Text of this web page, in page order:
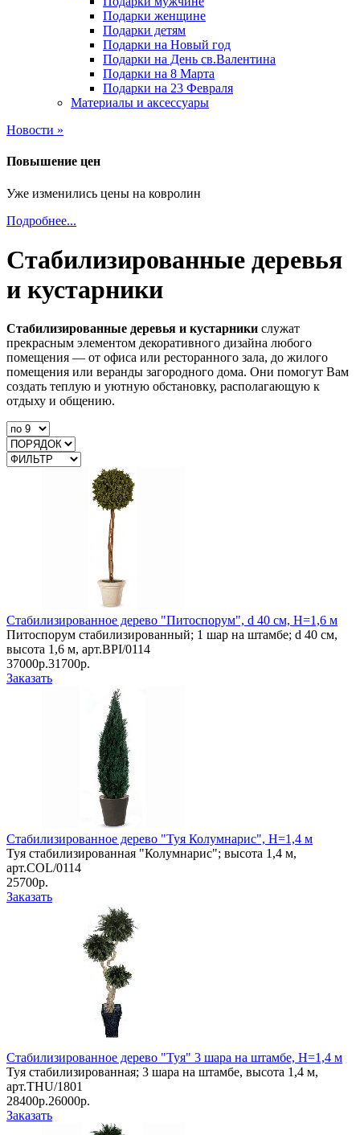
Подарки женщине
Подарки детям
Подарки на Новый год
Подарки на День св.Валентина
Подарки на 8 Марта
Подарки на 23 Февраля
Материалы и аксессуары
Новости »
Повышение цен
Уже изменились цены на ковролин
Подробнее...
Стабилизированные деревья
и кустарники
Стабилизированные деревья и кустарники служат
прекрасным элементом декоративного дизайна любого
помещения — от офиса или ресторанного зала, до жилого
помещения или веранды загородного дома. Они помогут Вам
создать теплую и уютную обстановку, располагающую к
отдыху и общению.
Стабилизированное дерево "Питоспорум", d 40 см, Н=1,6 м
Питоспорум стабилизированный; 1 шар на штамбе; d 40 см,
высота 1,6 м, арт.BPI/0114
37000р.31700р.
Заказать
Стабилизированное дерево "Туя Колумнарис", Н=1,4 м
Туя стабилизированная "Колумнарис"; высота 1,4 м,
арт.COL/0114
25700р.
Заказать
Стабилизированное дерево "Туя" 3 шара на штамбе, Н=1,4 м
Туя стабилизированная; 3 шара на штамбе, высота 1,4 м,
арт.THU/1801
28400р.26000р.
Заказать